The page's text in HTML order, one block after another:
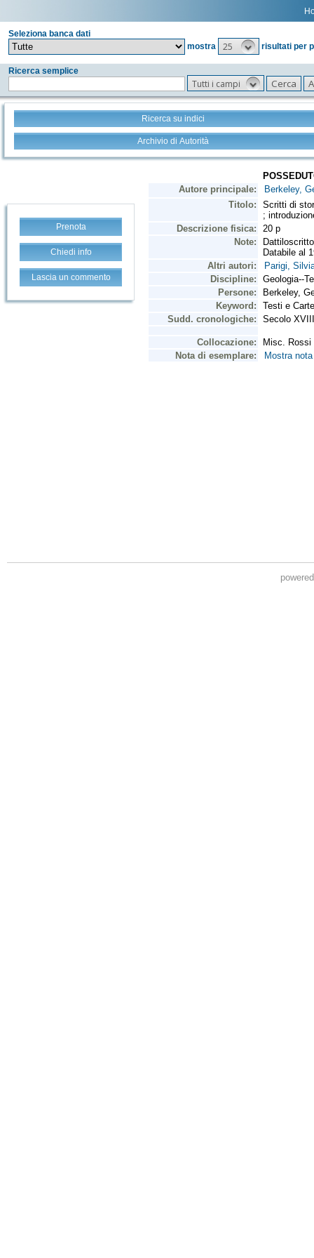
Seleziona banca dati
mostra
25 risultati per
Ricerca semplice
Tutti i campi
Ricerca su indici
Archivio di Autorità
Prenota
Chiedi info
Lascia un commento